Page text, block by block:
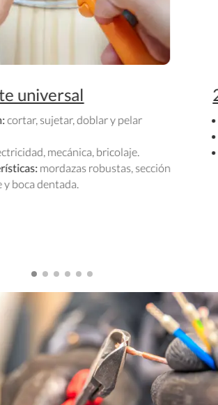
universal
cortar, sujetar, doblar y pelar
mecánica, bricolaje.
mordazas robustas, sección
y boca dentada.